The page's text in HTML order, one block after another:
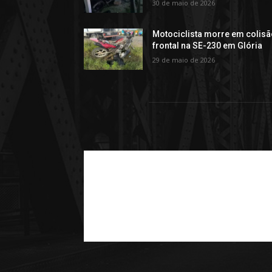
30 de maio de 2026
Motociclista morre em
frontal na SE-230 em Glória
29 de maio de 2026